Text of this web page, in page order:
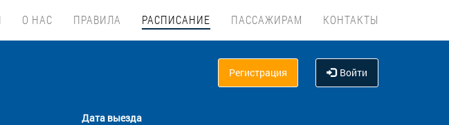
О НАС ПРАВИЛА РАСПИСАНИЕ ПАССАЖИРАМ КОНТАКТЫ
Регистрация Войти
Дата выезда